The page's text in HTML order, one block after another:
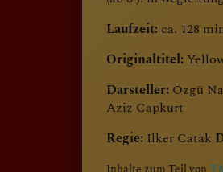
Laufzeit: ca. 128
Originaltitel:
Darsteller: Özgü
Aziz Capkurt
Regie: Ilker Catak